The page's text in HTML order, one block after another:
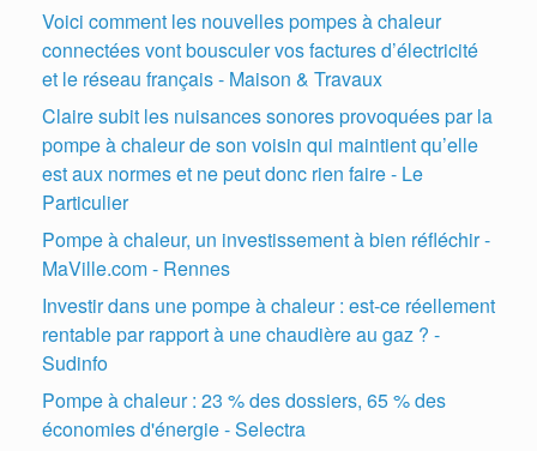
Voici comment les nouvelles pompes à chaleur
connectées vont bousculer vos factures d’électricité
et le réseau français - Maison & Travaux
Claire subit les nuisances sonores provoquées par la
pompe à chaleur de son voisin qui maintient qu’elle
est aux normes et ne peut donc rien faire - Le
Particulier
Pompe à chaleur, un investissement à bien réfléchir -
MaVille.com - Rennes
Investir dans une pompe à chaleur : est-ce réellement
rentable par rapport à une chaudière au gaz ? -
Sudinfo
Pompe à chaleur : 23 % des dossiers, 65 % des
économies d'énergie - Selectra